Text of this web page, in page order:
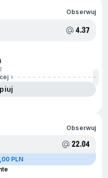
Obserwuj
4.37
Obserwuj
22.04
PLN